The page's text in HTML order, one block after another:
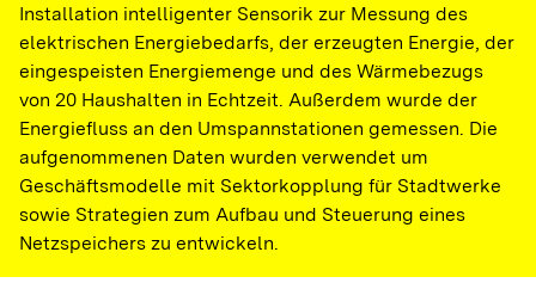
Installation intelligenter Sensorik zur Messung des
elektrischen Energiebedarfs, der erzeugten Energie, der
eingespeisten Energiemenge und des Wärmebezugs
von 20 Haushalten in Echtzeit. Außerdem wurde der
Energiefluss an den Umspannstationen gemessen. Die
aufgenommenen Daten wurden verwendet um
Geschäftsmodelle mit Sektorkopplung für Stadtwerke
sowie Strategien zum Aufbau und Steuerung eines
Netzspeichers zu entwickeln.